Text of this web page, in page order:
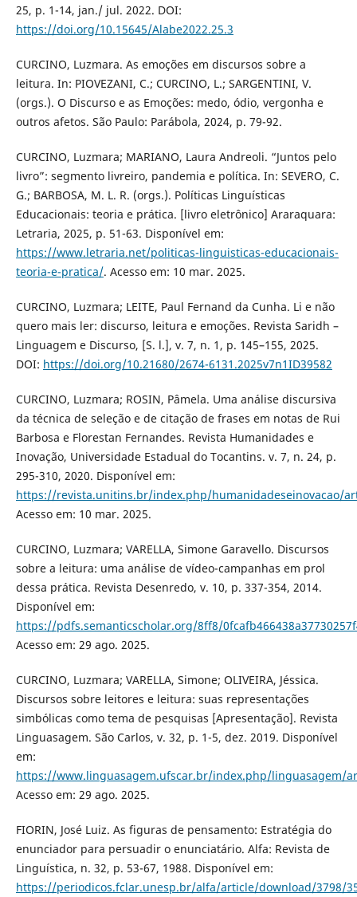
25, p. 1-14, jan./ jul. 2022. DOI:
https://doi.org/10.15645/Alabe2022.25.3
CURCINO, Luzmara. As emoções em discursos sobre a
leitura. In: PIOVEZANI, C.; CURCINO, L.; SARGENTINI, V.
(orgs.). O Discurso e as Emoções: medo, ódio, vergonha e
outros afetos. São Paulo: Parábola, 2024, p. 79-92.
CURCINO, Luzmara; MARIANO, Laura Andreoli. “Juntos pelo
livro”: segmento livreiro, pandemia e política. In: SEVERO, C.
G.; BARBOSA, M. L. R. (orgs.). Políticas Linguísticas
Educacionais: teoria e prática. [livro eletrônico] Araraquara:
Letraria, 2025, p. 51-63. Disponível em:
https://www.letraria.net/politicas-linguisticas-educacionais-
teoria-e-pratica/. Acesso em: 10 mar. 2025.
CURCINO, Luzmara; LEITE, Paul Fernand da Cunha. Li e não
quero mais ler: discurso, leitura e emoções. Revista Saridh –
Linguagem e Discurso, [S. l.], v. 7, n. 1, p. 145–155, 2025.
DOI: https://doi.org/10.21680/2674-6131.2025v7n1ID39582
CURCINO, Luzmara; ROSIN, Pâmela. Uma análise discursiva
da técnica de seleção e de citação de frases em notas de Rui
Barbosa e Florestan Fernandes. Revista Humanidades e
Inovação, Universidade Estadual do Tocantins. v. 7, n. 24, p.
295-310, 2020. Disponível em:
https://revista.unitins.br/index.php/humanidadeseinovacao/
Acesso em: 10 mar. 2025.
CURCINO, Luzmara; VARELLA, Simone Garavello. Discursos
sobre a leitura: uma análise de vídeo-campanhas em prol
dessa prática. Revista Desenredo, v. 10, p. 337-354, 2014.
Disponível em:
https://pdfs.semanticscholar.org/8ff8/
Acesso em: 29 ago. 2025.
CURCINO, Luzmara; VARELLA, Simone; OLIVEIRA, Jéssica.
Discursos sobre leitores e leitura: suas representações
simbólicas como tema de pesquisas [Apresentação]. Revista
Linguasagem. São Carlos, v. 32, p. 1-5, dez. 2019. Disponível
em:
https://www.linguasagem.ufscar.br/index.php/linguasagem/
Acesso em: 29 ago. 2025.
FIORIN, José Luiz. As figuras de pensamento: Estratégia do
enunciador para persuadir o enunciatário. Alfa: Revista de
Linguística, n. 32, p. 53-67, 1988. Disponível em:
https://periodicos.fclar.unesp.br/alfa/article/download/3798/